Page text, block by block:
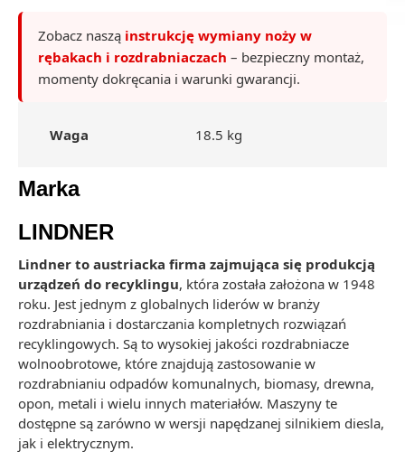
Zobacz naszą instrukcję wymiany noży w
rębakach i rozdrabniaczach – bezpieczny montaż,
momenty dokręcania i warunki gwarancji.
Waga 18.5 kg
Marka
LINDNER
Lindner to austriacka firma zajmująca się produkcją
urządzeń do recyklingu, która została założona w 1948
roku. Jest jednym z globalnych liderów w branży
rozdrabniania i dostarczania kompletnych rozwiązań
recyklingowych. Są to wysokiej jakości rozdrabniacze
wolnoobrotowe, które znajdują zastosowanie w
rozdrabnianiu odpadów komunalnych, biomasy, drewna,
opon, metali i wielu innych materiałów. Maszyny te
dostępne są zarówno w wersji napędzanej silnikiem diesla,
jak i elektrycznym.